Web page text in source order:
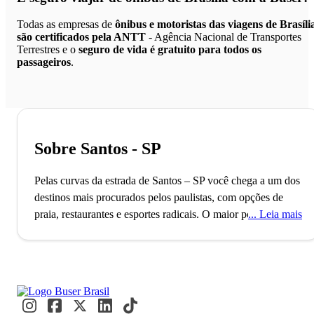
Todas as empresas de ônibus e motoristas das viagens de
são certificados pela ANTT - Agência Nacional de Transportes
Terrestres e o seguro de vida é gratuito para todos os
passageiros.
Sobre Santos - SP
Pelas curvas da estrada de Santos – SP você chega a um dos
destinos mais procurados pelos paulistas, com opções de
praia, restaurantes e esportes radicais. O maior porto da
entidade estudantil do Brasil. Todos os dias, moradores e
Leia mais